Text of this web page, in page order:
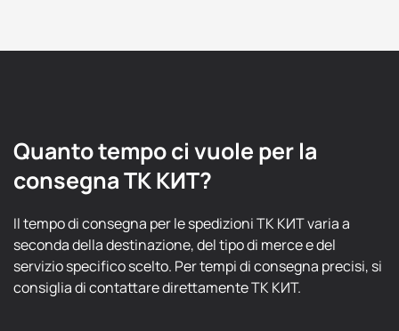
Quanto tempo ci vuole per la
consegna ТК КИТ?
Il tempo di consegna per le spedizioni ТК КИТ varia a
seconda della destinazione, del tipo di merce e del
servizio specifico scelto. Per tempi di consegna precisi, si
consiglia di contattare direttamente ТК КИТ.